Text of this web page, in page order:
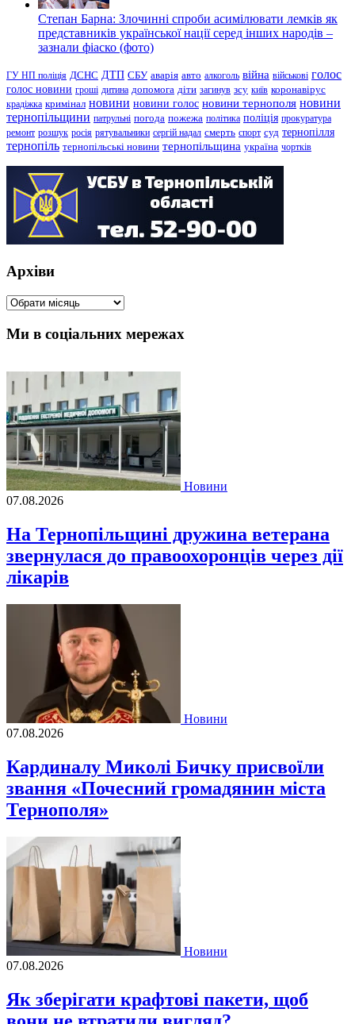
Степан Барна: Злочинні спроби асимілювати лемків як
представників української нації серед інших народів –
зазнали фіаско (фото)
ГУ НП поліція ДСНС ДТП СБУ аварія авто алкоголь війна військові голос
голос новини гроші дитина допомога діти загинув зсу київ коронавірус
крадіжка кримінал новини новини голос новини тернополя новини
тернопільщини патрульні погода пожежа політика поліція прокуратура
ремонт розшук росія рятувальники сергій надал смерть спорт суд тернопілля
тернопіль тернопільські новини тернопільщина україна чортків
Архіви
Архіви
Ми в соціальних мережах
Новини
07.08.2026
На Тернопільщині дружина ветерана
звернулася до правоохоронців через дії
лікарів
Новини
07.08.2026
Кардиналу Миколі Бичку присвоїли
звання «Почесний громадянин міста
Тернополя»
Новини
07.08.2026
Як зберігати крафтові пакети, щоб